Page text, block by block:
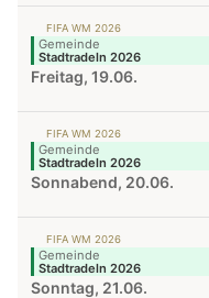
FIFA WM 2026
Gemeinde
Stadtradeln 2026
Freitag, 19.06.
FIFA WM 2026
Gemeinde
Stadtradeln 2026
Sonnabend, 20.06.
FIFA WM 2026
Gemeinde
Stadtradeln 2026
Sonntag, 21.06.